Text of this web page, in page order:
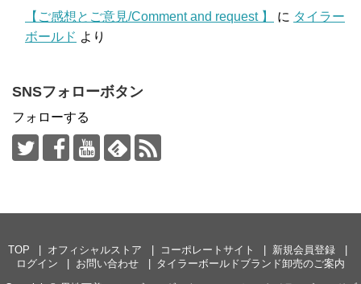
【ご感想とご意見/Comment and request 】
に タイラー
ボールド より
SNSフォローボタン
フォローする
TOP オフィシャルストア コーポレートサイト
新規会員登録
ログイン
お問い合わせ
タイラーボールドブランド卸売のご案内